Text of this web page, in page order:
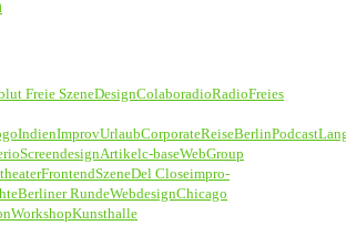
Freie SzeneDesignColaboradioRadioFreies
IndienImprovUrlaubCorporateReiseBerlinPodcast
ioScreendesignArtikelc-baseWebGroup
FrontendSzeneDel Closeimpro-
Berliner RundeWebdesignChicago
WorkshopKunsthalle